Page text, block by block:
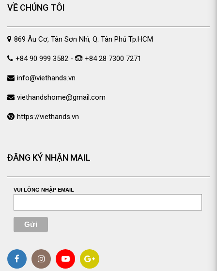
VỀ CHÚNG TÔI
869 Âu Cơ, Tân Sơn Nhì, Q. Tân Phú Tp.HCM
+84 90 999 3582 - +84 28 7300 7271
info@viethands.vn
viethandshome@gmail.com
https://viethands.vn
ĐĂNG KÝ NHẬN MAIL
VUI LÒNG NHẬP EMAIL